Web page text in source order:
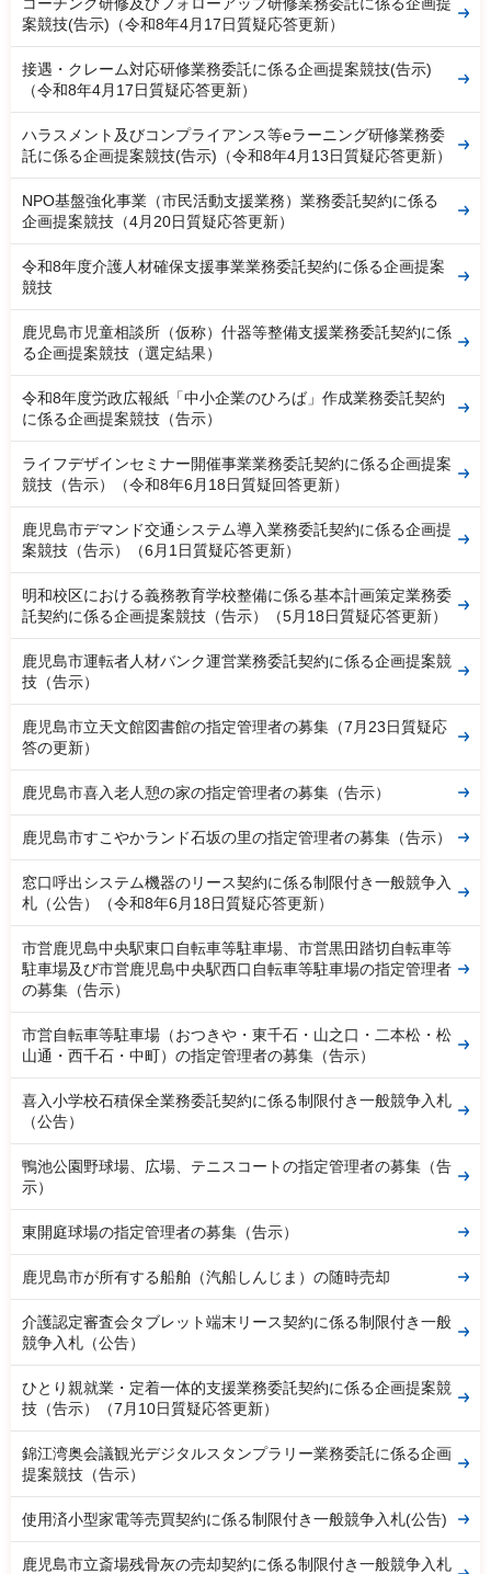
案競技(告示)（令和8年4月17日質疑応答更新）
接遇・クレーム対応研修業務委託に係る企画提案競技(告示)
（令和8年4月17日質疑応答更新）
ハラスメント及びコンプライアンス等eラーニング研修業務委
託に係る企画提案競技(告示)（令和8年4月13日質疑応答更新）
NPO基盤強化事業（市民活動支援業務）業務委託契約に係る
企画提案競技（4月20日質疑応答更新）
令和8年度介護人材確保支援事業業務委託契約に係る企画提案
競技
鹿児島市児童相談所（仮称）什器等整備支援業務委託契約に係
る企画提案競技（選定結果）
令和8年度労政広報紙「中小企業のひろば」作成業務委託契約
に係る企画提案競技（告示）
ライフデザインセミナー開催事業業務委託契約に係る企画提案
競技（告示）（令和8年6月18日質疑回答更新）
鹿児島市デマンド交通システム導入業務委託契約に係る企画提
案競技（告示）（6月1日質疑応答更新）
明和校区における義務教育学校整備に係る基本計画策定業務委
託契約に係る企画提案競技（告示）（5月18日質疑応答更新）
鹿児島市運転者人材バンク運営業務委託契約に係る企画提案競
技（告示）
鹿児島市立天文館図書館の指定管理者の募集（7月23日質疑応
答の更新）
鹿児島市喜入老人憩の家の指定管理者の募集（告示）
鹿児島市すこやかランド石坂の里の指定管理者の募集（告示）
窓口呼出システム機器のリース契約に係る制限付き一般競争入
札（公告）（令和8年6月18日質疑応答更新）
市営鹿児島中央駅東口自転車等駐車場、市営黒田踏切自転車等
駐車場及び市営鹿児島中央駅西口自転車等駐車場の指定管理者
の募集（告示）
市営自転車等駐車場（おつきや・東千石・山之口・二本松・松
山通・西千石・中町）の指定管理者の募集（告示）
喜入小学校石積保全業務委託契約に係る制限付き一般競争入札
（公告）
鴨池公園野球場、広場、テニスコートの指定管理者の募集（告
示）
東開庭球場の指定管理者の募集（告示）
鹿児島市が所有する船舶（汽船しんじま）の随時売却
介護認定審査会タブレット端末リース契約に係る制限付き一般
競争入札（公告）
ひとり親就業・定着一体的支援業務委託契約に係る企画提案競
技（告示）（7月10日質疑応答更新）
錦江湾奥会議観光デジタルスタンプラリー業務委託に係る企画
提案競技（告示）
使用済小型家電等売買契約に係る制限付き一般競争入札(公告)
鹿児島市立斎場残骨灰の売却契約に係る制限付き一般競争入札